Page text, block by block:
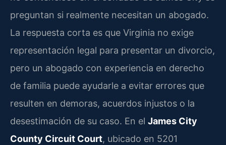
preguntan si realmente necesitan un abogado.
La respuesta corta es que Virginia no exige
representación legal para presentar un divorcio,
pero un abogado con experiencia en derecho
de familia puede ayudarle a evitar errores que
resulten en demoras, acuerdos injustos o la
desestimación de su caso. En el James City
County Circuit Court, ubicado en 5201